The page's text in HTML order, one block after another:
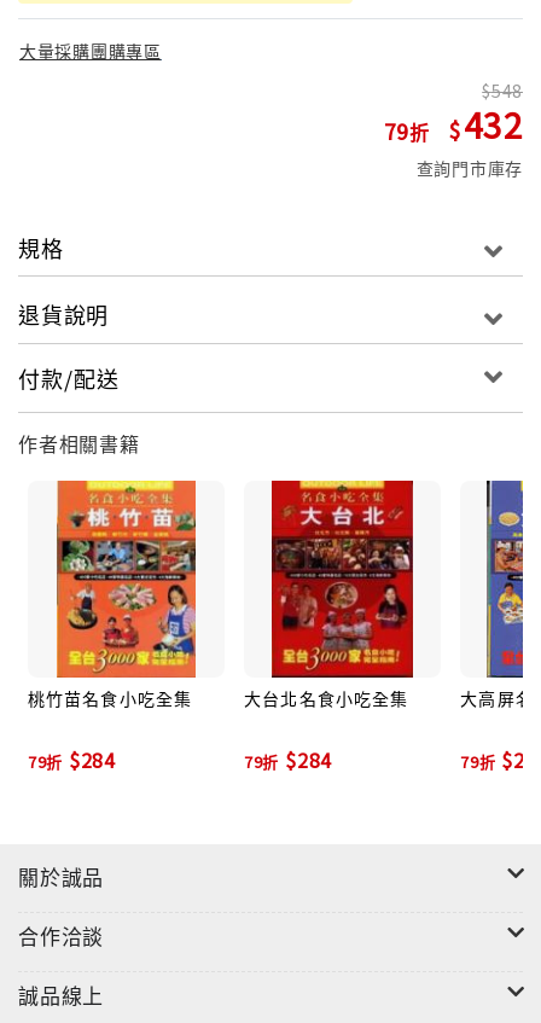
大量採購團購專區
79
548
432
查詢門市庫存
規格
退貨說明
付款/配送
作者相關書籍
桃竹苗名食小吃全集
79折 $284
大台北名食小吃全集
79折 $284
大高屏名
79折
關於誠品
合作洽談
誠品線上